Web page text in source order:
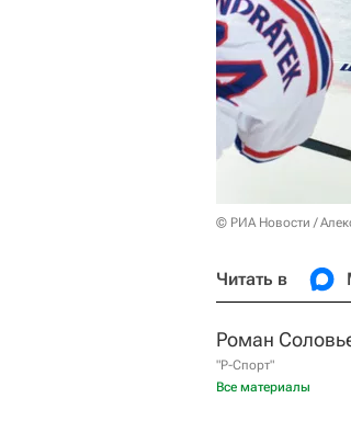
© РИА Новости /
Читать в
Роман
"Р-Спорт"
Все материалы